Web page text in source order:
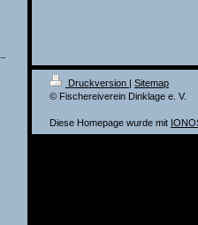
Druckversion | Sitemap
© Fischereiverein Dinklage e. V.
Diese Homepage wurde mit